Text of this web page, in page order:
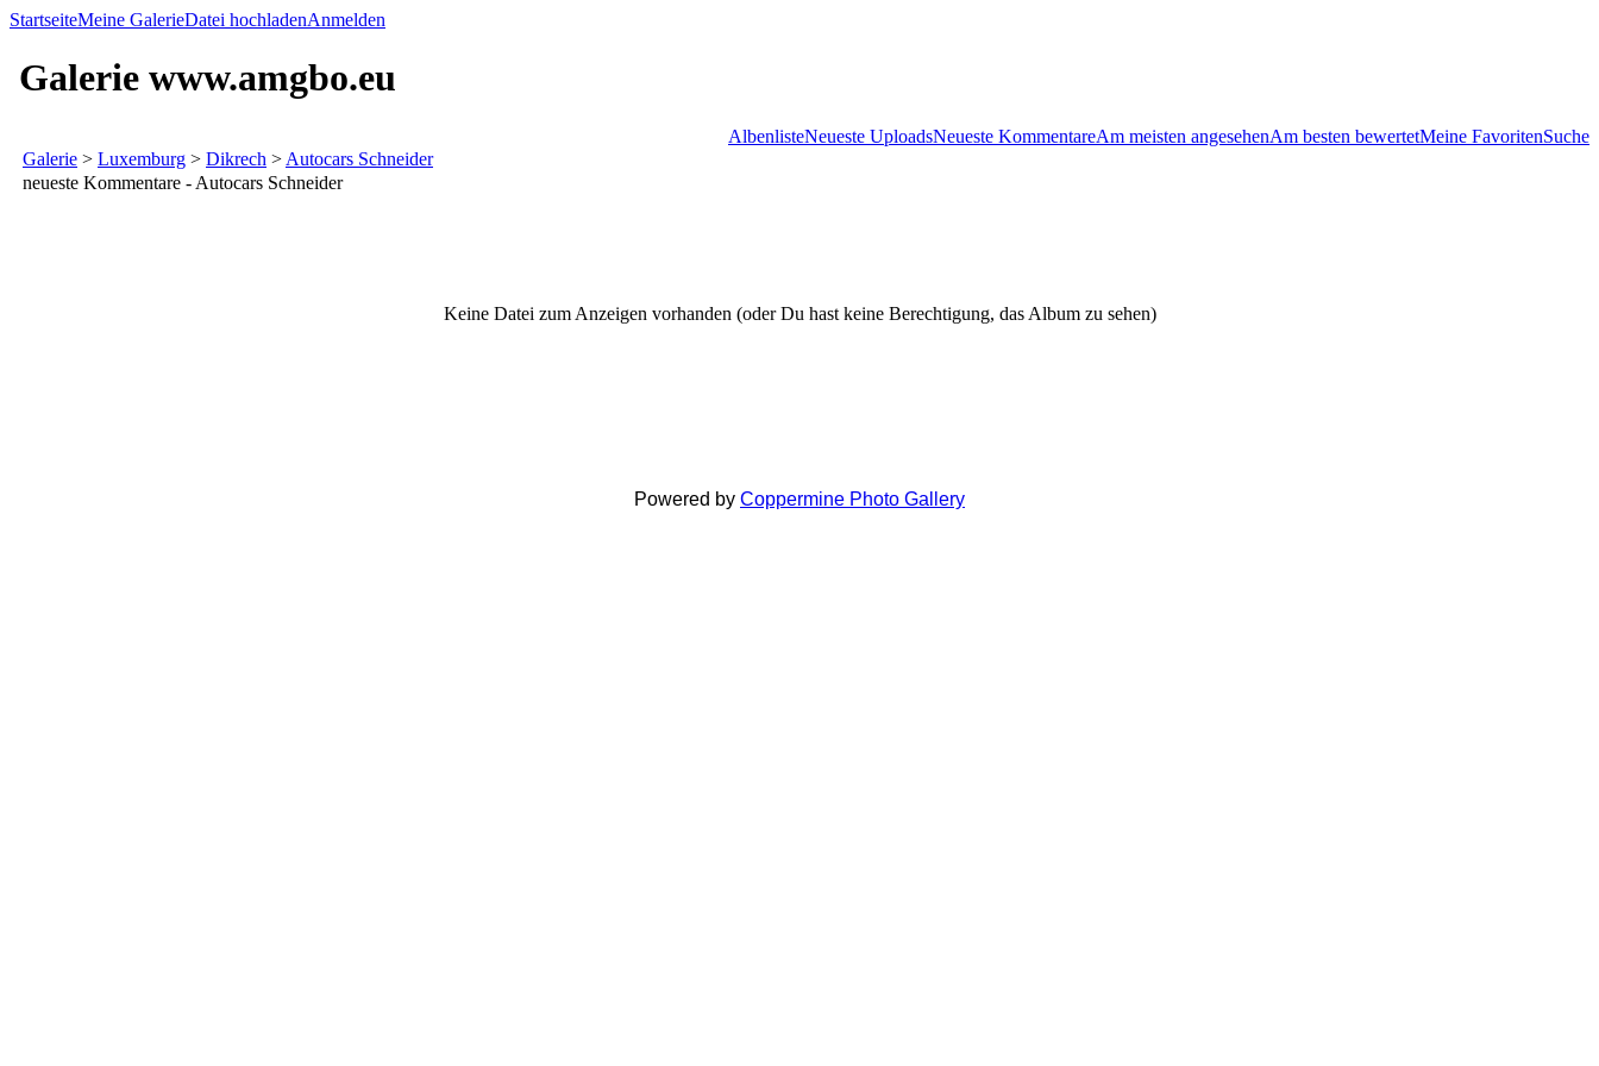
StartseiteMeine GalerieDatei hochladenAnmelden
Galerie www.amgbo.eu
AlbenlisteNeueste UploadsNeueste KommentareAm meisten angesehenAm besten bewertetMeine FavoritenSuche
Galerie > Luxemburg > Dikrech > Autocars Schneider
neueste Kommentare - Autocars Schneider
Keine Datei zum Anzeigen vorhanden (oder Du hast keine Berechtigung, das Album zu sehen)
Powered by Coppermine Photo Gallery